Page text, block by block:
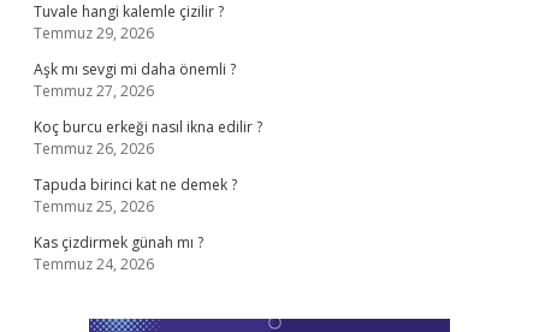
Tuvale hangi kalemle çizilir ?
Temmuz 29, 2026
Aşk mı sevgi mi daha önemli ?
Temmuz 27, 2026
Koç burcu erkeği nasıl ikna edilir ?
Temmuz 26, 2026
Tapuda birinci kat ne demek ?
Temmuz 25, 2026
Kas çizdirmek günah mı ?
Temmuz 24, 2026